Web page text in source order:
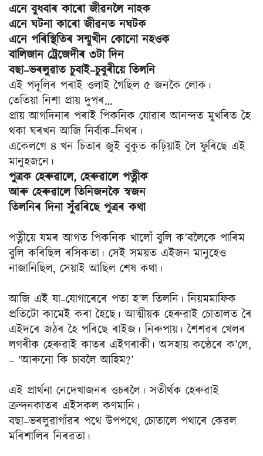
এনে বুধবাৰ কাৰো জীৱনলৈ নাহক
এনে ঘটনা কাৰো জীৱনত নঘটক
এনে পৰিস্থিতিৰ সন্মুখীন কোনো নহওক
বালিজান ট্ৰেজেদীৰ ৩টা দিন
বছা–ভৰলুৱাত চুবাই–চুবুৰীয়ে তিলনি
এই পদূলিৰ পৰাই ওলাই গৈছিল ৫ জনকৈ লোক।
তেতিয়া নিশা প্ৰায় দুপৰ…
প্ৰায় আগদিনাৰ পৰাই পিকনিক যোৱাৰ আনন্দত মুখৰিত হৈ
থকা ঘৰখন আজি নিৰ্বাক–নিথৰ।
একেলগে ৪ খন চিতাৰ জুই বুকুত কঢ়িয়াই লৈ ফুৰিছে এই
মানুহজনে।
পুত্রক হেৰুৱালে, হেৰুৱালে পত্নীক
আৰু হেৰুৱালে তিনিজনকৈ স্বজন
তিলনিৰ দিনা সুঁৱৰিছে পুত্ৰৰ কথা
পত্নীয়ে যমৰ আগত পিকনিক খালোঁ বুলি ক’বলৈকে পাৰিম
বুলি কৰিছিল ৰসিকতা। সেই সময়ত এইজন মানুহেও
নাজানিছিল, সেয়াই আছিল শেষ কথা।
আজি এই যা–যোগাৰেৰে পতা হ’ল তিলনি। নিয়মমাফিক
প্ৰতিটো কামেই কৰা হৈছে। আত্মীয়ক হেৰুৱাই চোতালত ৰৈ
এইদৰে জঠৰ হৈ পৰিছে ৰাইজ। নিৰুপায়। শৈশৱৰ খেলৰ
লগৰীক হেৰুৱাই কাতৰ এইগৰাকী। অসহায় কণ্ঠেৰে ক’লে,
– ‘আৰুনো কি চাবলৈ আহিম?’
এই প্ৰাৰ্থনা নেদেখাজনৰ ওচৰলৈ। সতীৰ্থক হেৰুৱাই
ক্ৰন্দনকাতৰ এইসকল কণমানি।
বছা–ভৰলুৱাগাঁৱৰ পথে উপপথে, চোতালে পথাৰে কেৱল
মৰিশালিৰ নিৰৱতা।